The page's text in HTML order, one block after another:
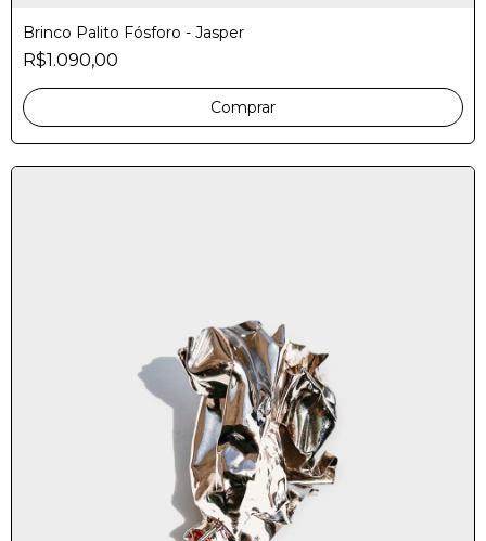
Brinco Palito Fósforo - Jasper
R$1.090,00
Comprar